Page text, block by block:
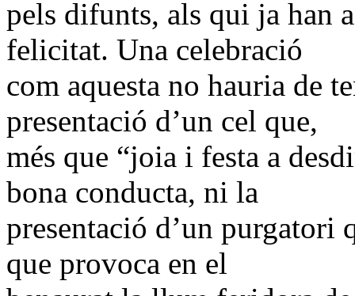
pels difunts, als qui ja han
felicitat. Una celebració
com aquesta no hauria de
presentació d’un cel que,
més que “joia i festa a
bona conducta, ni la
presentació d’un purgatori
que provoca en el